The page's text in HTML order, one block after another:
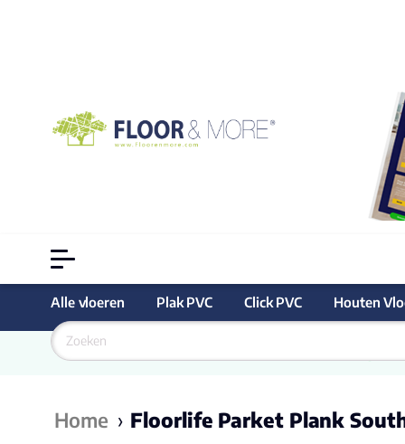
Alle vloeren Plak PVC Click PVC Houten
Home › Floorlife Parket Plank